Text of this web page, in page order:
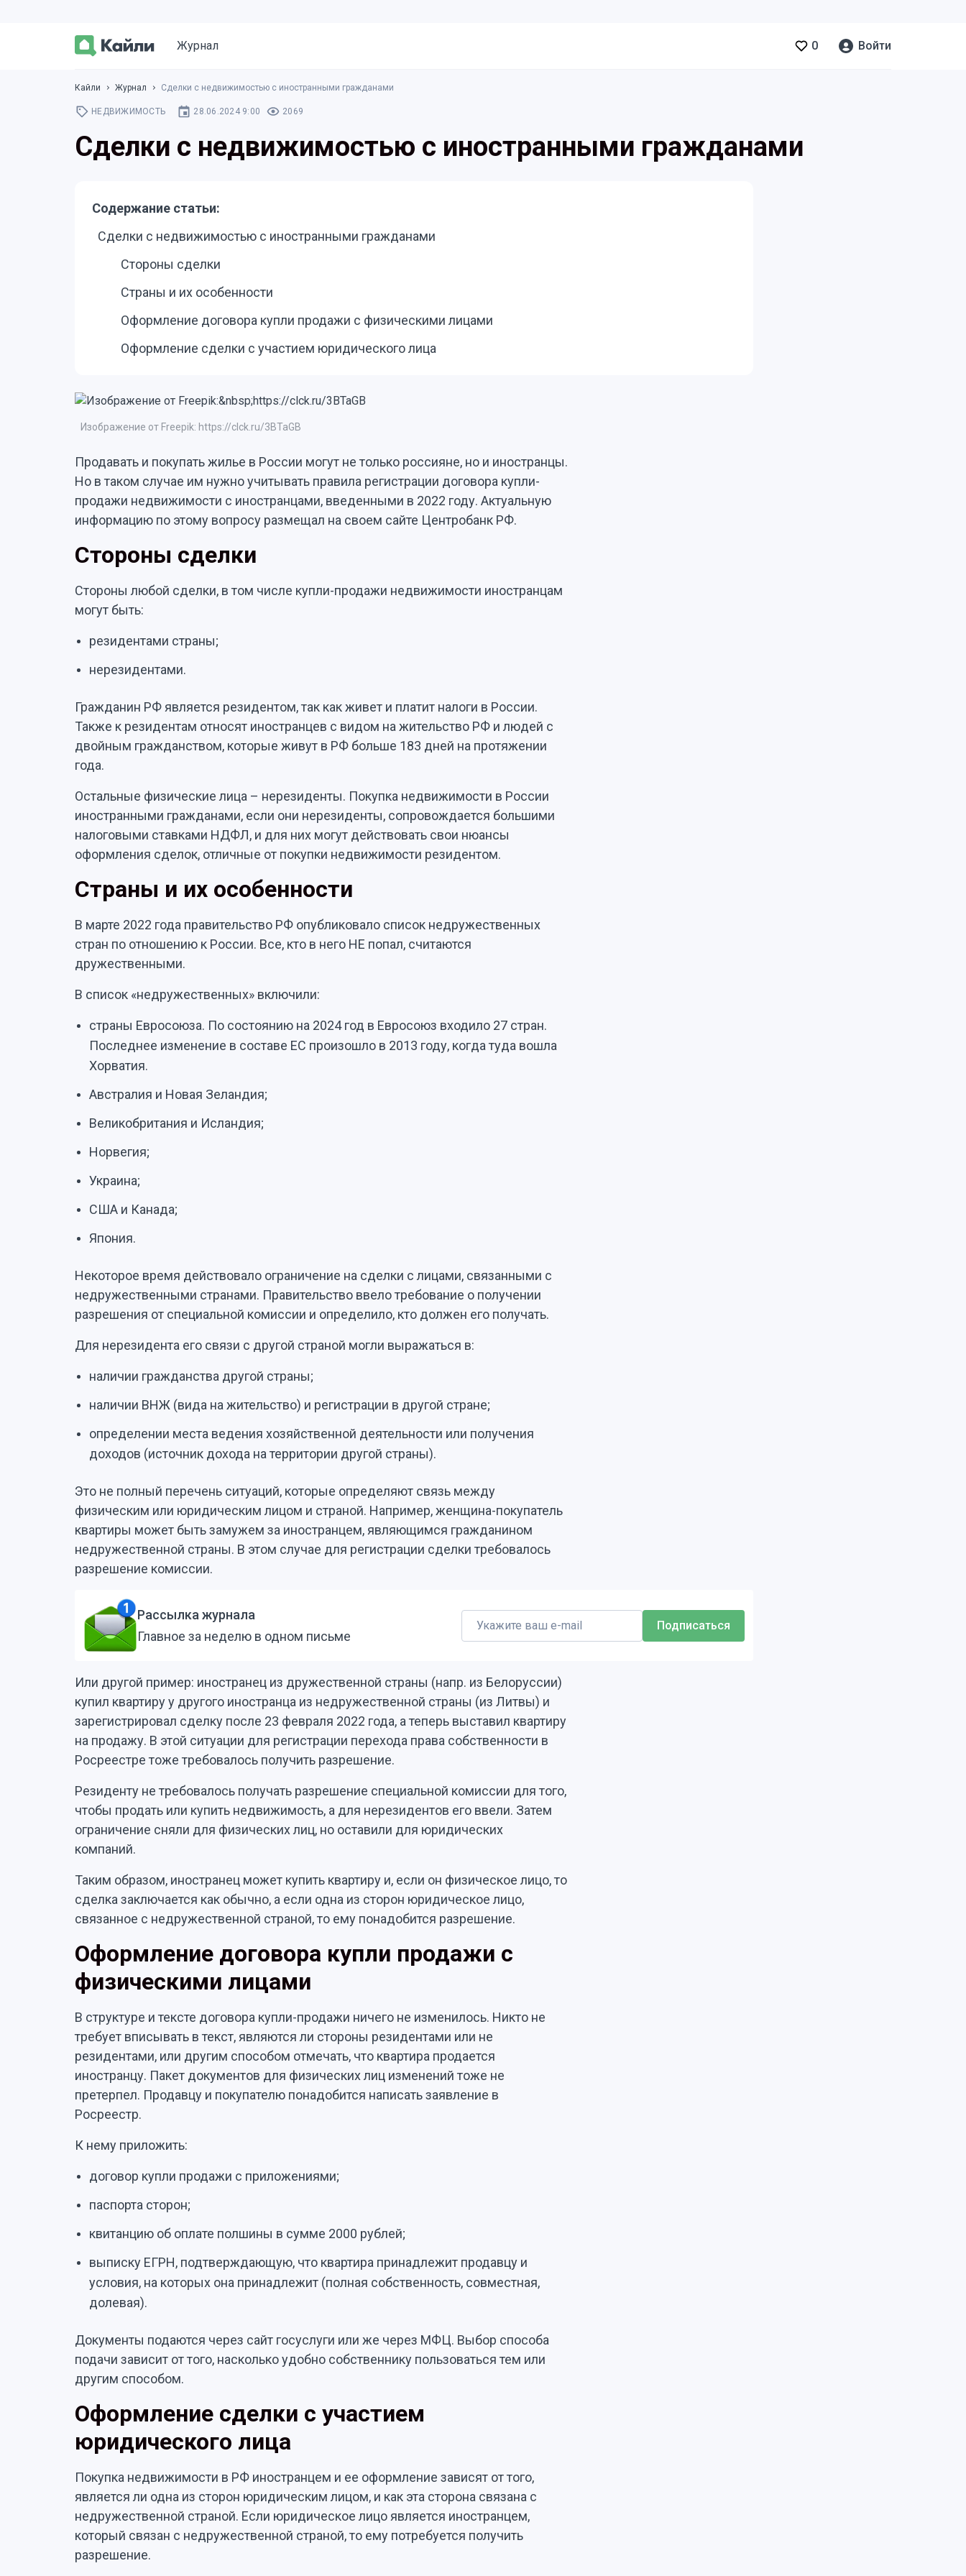
Журнал 0 Войти
Кайли Журнал Сделки с недвижимостью с иностранными гражданами
НЕДВИЖИМОСТЬ 28.06.2024 9:00 2069
Сделки с недвижимостью с иностранными гражданами
Содержание статьи:
Сделки с недвижимостью с иностранными гражданами
Стороны сделки
Страны и их особенности
Оформление договора купли продажи с физическими лицами
Оформление сделки с участием юридического лица
Изображение от Freepik: https://clck.ru/3BTaGB
Продавать и покупать жилье в России могут не только россияне, но и иностранцы.
Но в таком случае им нужно учитывать правила регистрации договора купли-
продажи недвижимости с иностранцами, введенными в 2022 году. Актуальную
информацию по этому вопросу размещал на своем сайте Центробанк РФ.
Стороны сделки
Стороны любой сделки, в том числе купли-продажи недвижимости иностранцам
могут быть:
резидентами страны;
нерезидентами.
Гражданин РФ является резидентом, так как живет и платит налоги в России.
Также к резидентам относят иностранцев с видом на жительство РФ и людей с
двойным гражданством, которые живут в РФ больше 183 дней на протяжении
года.
Остальные физические лица – нерезиденты. Покупка недвижимости в России
иностранными гражданами, если они нерезиденты, сопровождается большими
налоговыми ставками НДФЛ, и для них могут действовать свои нюансы
оформления сделок, отличные от покупки недвижимости резидентом.
Страны и их особенности
В марте 2022 года правительство РФ опубликовало список недружественных
стран по отношению к России. Все, кто в него НЕ попал, считаются
дружественными.
В список «недружественных» включили:
страны Евросоюза. По состоянию на 2024 год в Евросоюз входило 27 стран.
Последнее изменение в составе ЕС произошло в 2013 году, когда туда вошла
Хорватия.
Австралия и Новая Зеландия;
Великобритания и Исландия;
Норвегия;
Украина;
США и Канада;
Япония.
Некоторое время действовало ограничение на сделки с лицами, связанными с
недружественными странами. Правительство ввело требование о получении
разрешения от специальной комиссии и определило, кто должен его получать.
Для нерезидента его связи с другой страной могли выражаться в:
наличии гражданства другой страны;
наличии ВНЖ (вида на жительство) и регистрации в другой стране;
определении места ведения хозяйственной деятельности или получения
доходов (источник дохода на территории другой страны).
Это не полный перечень ситуаций, которые определяют связь между
физическим или юридическим лицом и страной. Например, женщина-покупатель
квартиры может быть замужем за иностранцем, являющимся гражданином
недружественной страны. В этом случае для регистрации сделки требовалось
разрешение комиссии.
Рассылка журнала
Главное за неделю в одном письме
Или другой пример: иностранец из дружественной страны (напр. из Белоруссии)
купил квартиру у другого иностранца из недружественной страны (из Литвы) и
зарегистрировал сделку после 23 февраля 2022 года, а теперь выставил квартиру
на продажу. В этой ситуации для регистрации перехода права собственности в
Росреестре тоже требовалось получить разрешение.
Резиденту не требовалось получать разрешение специальной комиссии для того,
чтобы продать или купить недвижимость, а для нерезидентов его ввели. Затем
ограничение сняли для физических лиц, но оставили для юридических
компаний.
Таким образом, иностранец может купить квартиру и, если он физическое лицо, то
сделка заключается как обычно, а если одна из сторон юридическое лицо,
связанное с недружественной страной, то ему понадобится разрешение.
Оформление договора купли продажи с
физическими лицами
В структуре и тексте договора купли-продажи ничего не изменилось. Никто не
требует вписывать в текст, являются ли стороны резидентами или не
резидентами, или другим способом отмечать, что квартира продается
иностранцу. Пакет документов для физических лиц изменений тоже не
претерпел. Продавцу и покупателю понадобится написать заявление в
Росреестр.
К нему приложить:
договор купли продажи с приложениями;
паспорта сторон;
квитанцию об оплате полшины в сумме 2000 рублей;
выписку ЕГРН, подтверждающую, что квартира принадлежит продавцу и
условия, на которых она принадлежит (полная собственность, совместная,
долевая).
Документы подаются через сайт госуслуги или же через МФЦ. Выбор способа
подачи зависит от того, насколько удобно собственнику пользоваться тем или
другим способом.
Оформление сделки с участием
юридического лица
Покупка недвижимости в РФ иностранцем и ее оформление зависят от того,
является ли одна из сторон юридическим лицом, и как эта сторона связана с
недружественной страной. Если юридическое лицо является иностранцем,
который связан с недружественной страной, то ему потребуется получить
разрешение.